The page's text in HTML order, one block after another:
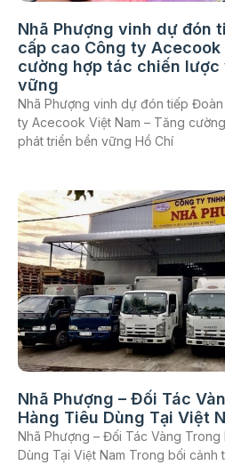
Nhã Phượng vinh dự đón
cấp cao Công ty Acecook
cường hợp tác chiến lược
vững
Nhã Phượng vinh dự đón tiếp
ty Acecook Việt Nam – Tăng
phát triển bền vững Hồ Chí
Nhã Phượng – Đối Tác
Hàng Tiêu Dùng Tại Việt
Nhã Phượng – Đối Tác Vàng Trong
Dùng Tại Việt Nam Trong bối